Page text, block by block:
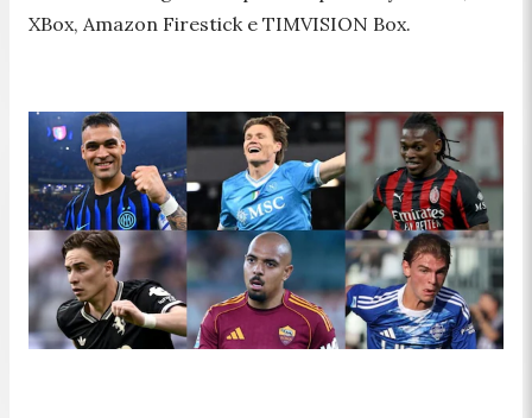
XBox, Amazon Firestick e TIMVISION Box.